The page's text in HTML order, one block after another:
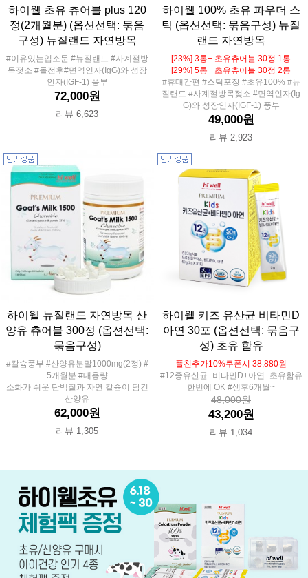
하이웰 초유 츄어블 plus 120
정(2개월분) (옵션선택: 묶음
구성) 뉴질랜드 자연방목
#이유있는입소문 #뉴질랜드 #사계절방
목젖소 #돌전후#면역인자(IgG)와 성장
인자(IGF-1) 풍부
72,000원
리뷰 6,623
하이웰 100% 초유 파우더 스
틱 (옵션선택: 묶음구성) 뉴질
랜드 자연방목
[23%] 3통+ 초유츄어블 30정 1통
[29%] 5통+ 초유츄어블 30정 2통
#휴대간편 #스틱포장 #초유100% #뉴
질랜드 #사계절방목젖소 #면역인자(Ig
G)와 성장인자(IGF-1) 풍부
49,000원
리뷰 2,923
하이웰 뉴질랜드 자연방목 산
양유 츄어블 300정 (옵션선택:
묶음구성)
#칼슘풍부 #산양유분말1000mg(2정) #
5개월분 #대용량
소화가 쉬운 단백질과 자연 칼슘이 담긴
산양유
62,000원
리뷰 1,305
하이웰 키즈 유산균 비타민D
아연 30포 (옵션선택: 묶음구
성) 초유 함유
플친추가10%쿠폰시 38,880원
#12종유산균+비타민D+아연+초유함유
한번에 OK #생후6개월~
48,000원
43,200원
리뷰 1,034